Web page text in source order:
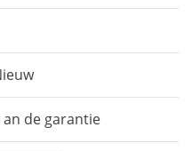
an de garantie